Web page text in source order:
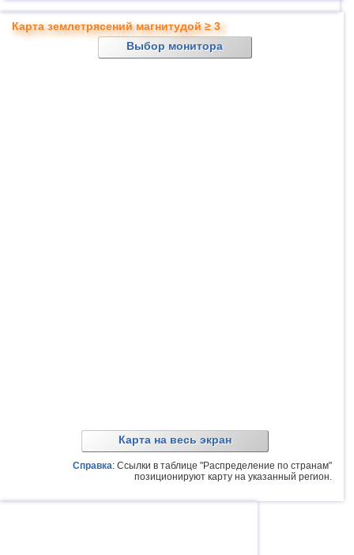
Карта землетрясений магнитудой ≥ 3
Выбор монитора
Карта на весь экран
Справка: Ссылки в таблице "Распределение по странам"
позиционируют карту на указанный регион.